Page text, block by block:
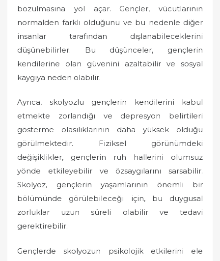
bozulmasına yol açar. Gençler, vücutlarının
normalden farklı olduğunu ve bu nedenle diğer
insanlar tarafından dışlanabileceklerini
düşünebilirler. Bu düşünceler, gençlerin
kendilerine olan güvenini azaltabilir ve sosyal
kaygıya neden olabilir.
Ayrıca, skolyozlu gençlerin kendilerini kabul
etmekte zorlandığı ve depresyon belirtileri
gösterme olasılıklarının daha yüksek olduğu
görülmektedir. Fiziksel görünümdeki
değişiklikler, gençlerin ruh hallerini olumsuz
yönde etkileyebilir ve özsaygılarını sarsabilir.
Skolyoz, gençlerin yaşamlarının önemli bir
bölümünde görülebileceği için, bu duygusal
zorluklar uzun süreli olabilir ve tedavi
gerektirebilir.
Gençlerde skolyozun psikolojik etkilerini ele